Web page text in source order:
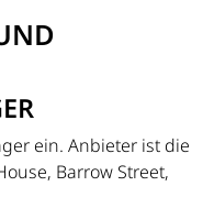
ein. Anbieter ist die
Barrow Street,